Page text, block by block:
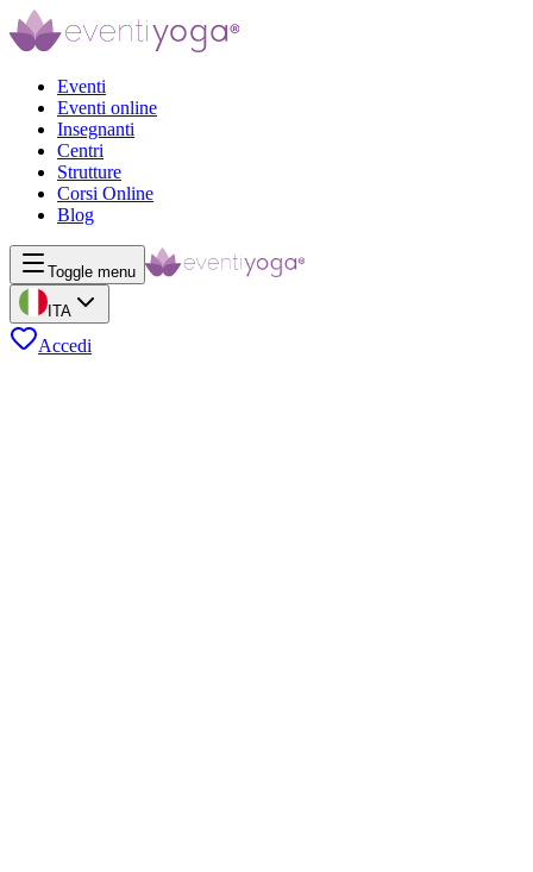
Eventi
Eventi online
Insegnanti
Centri
Strutture
Corsi Online
Blog
Toggle menu
ITA
Accedi